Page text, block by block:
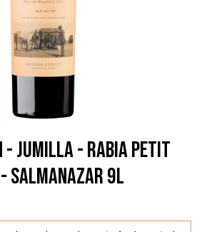
- Jumilla - Rabia Petit
Salmanazar 9L